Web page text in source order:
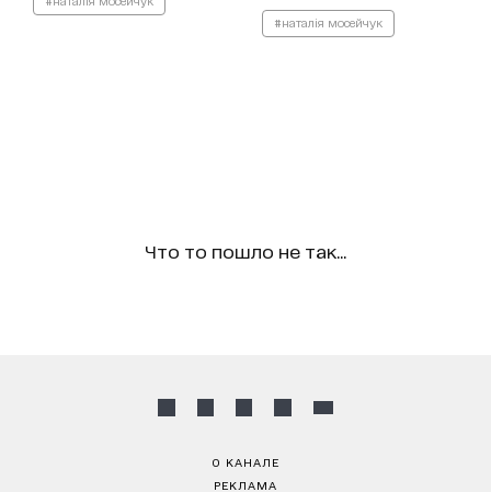
#наталія мосейчук
Что то пошло не так...
О КАНАЛЕ
РЕКЛАМА